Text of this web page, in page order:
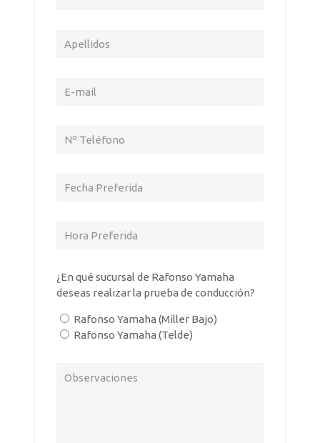
¿En qué sucursal de Rafonso Yamaha
deseas realizar la prueba de conducción?
Rafonso Yamaha (Miller Bajo)
Rafonso Yamaha (Telde)